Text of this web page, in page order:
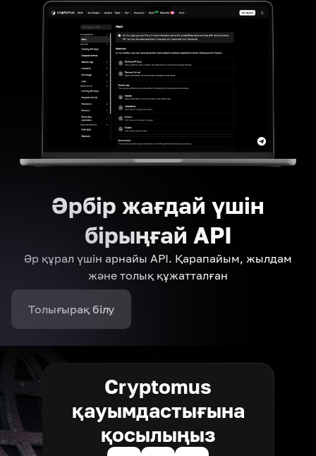
Әрбір жағдай үшін
бірыңғай API
Әр құрал үшін арнайы API. Қарапайым, жылдам
және толық құжатталған
Толығырақ білу
Cryptomus
қауымдастығына
қосылыңыз